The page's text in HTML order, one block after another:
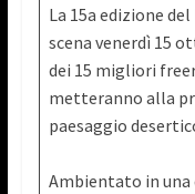
La 15a edizione
scena venerdì 15
dei 15 migliori
metteranno alla
paesaggio
Ambientato in una